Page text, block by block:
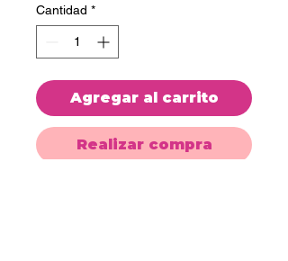
Cantidad *
Agregar al carrito
Realizar compra